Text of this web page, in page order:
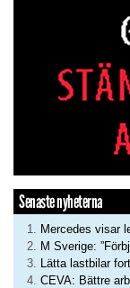
Senaste nyheterna
Mercedes visar
M Sverige:
Lätta lastbilar
CEVA: Bättre